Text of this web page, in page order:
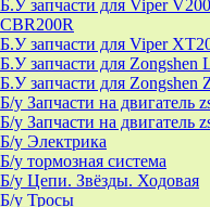
Б.У запчасти для Viper
CBR200R
Б.У запчасти для Viper
Б.У запчасти для Zongshen
Б.У запчасти для Zongshen
Б/у Запчасти на двигатель
Б/у Запчасти на двигатель
Б/у Электрика
Б/у тормозная система
Б/у Цепи. Звёзды. Ходовая
Б/у Тросы